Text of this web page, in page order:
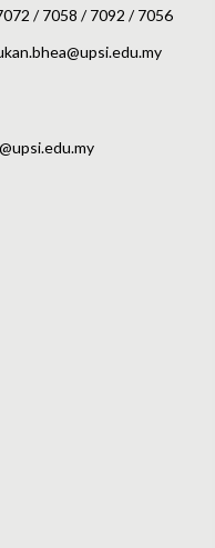
/ 7058 / 7092 / 7056